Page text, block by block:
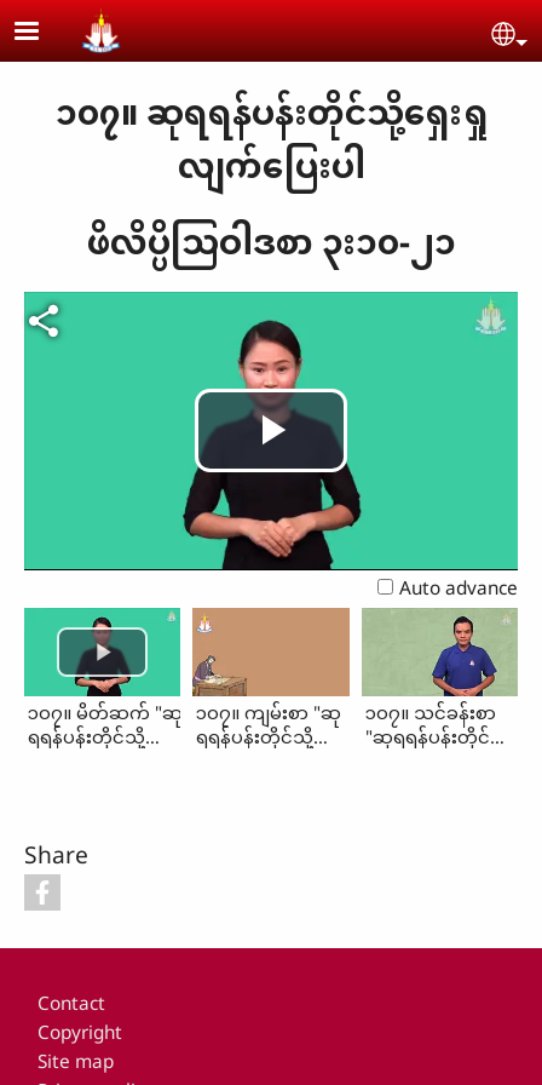
Skip to main content
၁၀၇။ ဆု​​ရ​ရန်​ပန်း​တိုင်​သို့​ရှေး​ရှု
လျက်​ပြေးပါ
ဖိလိပ္ပိသြဝါဒစာ ၃း၁၀-၂၁
Play
Video
Auto advance
၁၀၇။ မိတ်ဆက် "ဆု​​
ရ​ရန်​ပန်း​တိုင်​သို့​ရှေး​
၁၀၇။ ကျမ်းစာ "ဆု​​
ရ​ရန်​ပန်း​တိုင်​သို့​ရှေး​
၁၀၇။ သင်ခန်းစာ
"ဆု​​ရ​ရန်​ပန်း​တိုင်​သို့​
Share
Contact
Copyright
Site map